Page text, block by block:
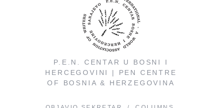
P.E.N. CENTAR U BOSNI I
HERCEGOVINI | PEN CENTRE
OF BOSNIA & HERZEGOVINA